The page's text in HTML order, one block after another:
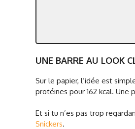
UNE BARRE AU LOOK
Sur le papier, l’idée est
protéines pour 162 kcal. Une
Et si tu n’es pas trop
Snickers.